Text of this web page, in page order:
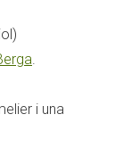
.
i una